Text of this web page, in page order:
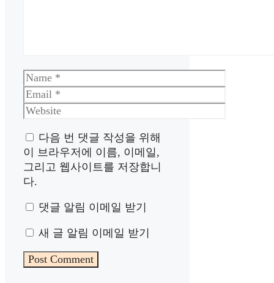
Name
Email
Website
다음 번 댓글 작성을 위해
이 브라우저에 이름, 이메일,
그리고 웹사이트를 저장합니
다.
댓글 알림 이메일 받기
새 글 알림 이메일 받기